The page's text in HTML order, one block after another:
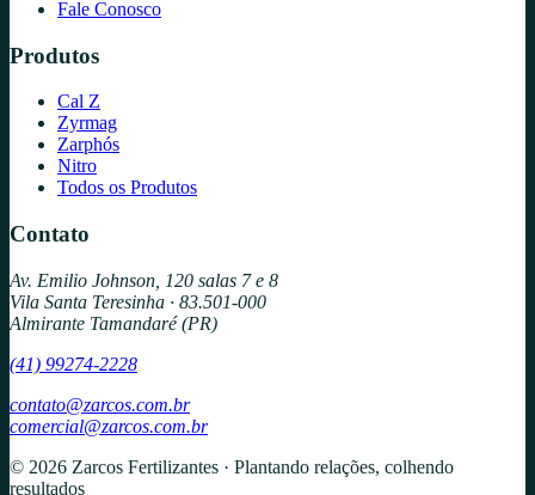
Fale Conosco
Produtos
Cal Z
Zyrmag
Zarphós
Nitro
Todos os Produtos
Contato
Av. Emilio Johnson, 120 salas 7 e 8
Vila Santa Teresinha · 83.501-000
Almirante Tamandaré (PR)
(41) 99274-2228
contato@zarcos.com.br
comercial@zarcos.com.br
© 2026 Zarcos Fertilizantes · Plantando relações, colhendo
resultados